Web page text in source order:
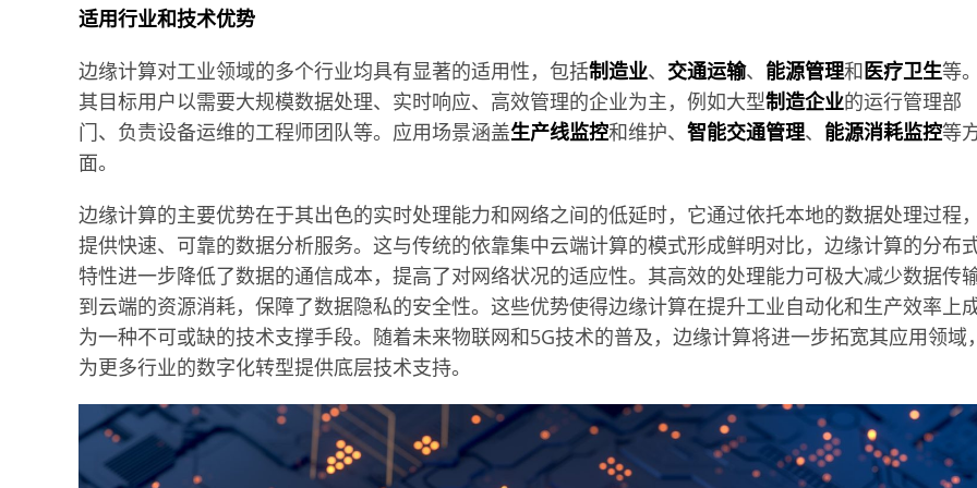
适用行业和技术优势
边缘计算对工业领域的多个行业均具有显著的适用性，包括制造业、 交通运输、 能源管理和医疗卫生等。
其目标用户以需要大规模数据处理、实时响应、高效管理的企业为主，例如大型制造企业的运行管理部
门、负责设备运维的工程师团队等。应用场景涵盖生产线监控和维护、 智能交通管理、 能源消耗监控等
面。
边缘计算的主要优势在于其出色的实时处理能力和网络之间的低延时，它通过依托本地的数据处理过程，
提供快速、可靠的数据分析服务。这与传统的依靠集中云端计算的模式形成鲜明对比，边缘计算的分布
特性进一步降低了数据的通信成本，提高了对网络状况的适应性。其高效的处理能力可极大减少数据传
到云端的资源消耗，保障了数据隐私的安全性。这些优势使得边缘计算在提升工业自动化和生产效率上
为一种不可或缺的技术支撑手段。随着未来物联网和5G技术的普及，边缘计算将进一步拓宽其应用领域，
为更多行业的数字化转型提供底层技术支持。